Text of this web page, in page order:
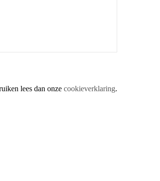
lees dan onzecookieverklaring.